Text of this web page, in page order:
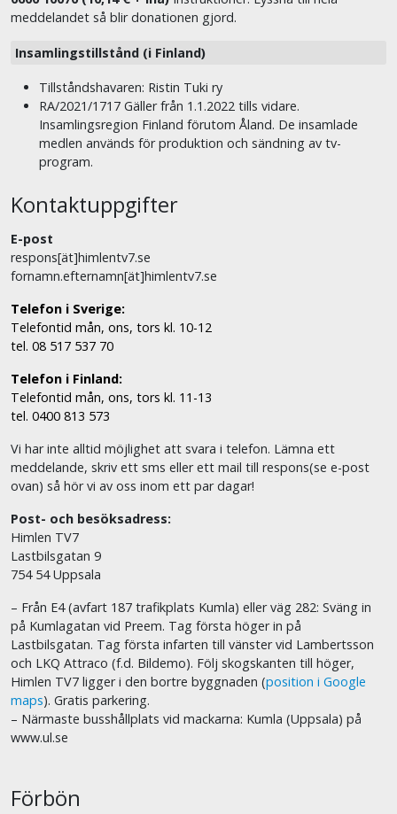
meddelandet så blir donationen gjord.
Insamlingstillstånd (i Finland)
Tillståndshavaren: Ristin Tuki ry
RA/2021/1717 Gäller från 1.1.2022 tills vidare.
Insamlingsregion Finland förutom Åland. De insamlade
medlen används för produktion och sändning av tv-
program.
Kontaktuppgifter
E-post
respons[ät]himlentv7.se
fornamn.efternamn[ät]himlentv7.se
Telefon i Sverige:
Telefontid mån, ons, tors kl. 10-12
tel. 08 517 537 70
Telefon i Finland:
Telefontid mån, ons, tors kl. 11-13
tel. 0400 813 573
Vi har inte alltid möjlighet att svara i telefon. Lämna ett
meddelande, skriv ett sms eller ett mail till respons(se e-post
ovan) så hör vi av oss inom ett par dagar!
Post- och besöksadress:
Himlen TV7
Lastbilsgatan 9
754 54 Uppsala
– Från E4 (avfart 187 trafikplats Kumla) eller väg 282: Sväng in
på Kumlagatan vid Preem. Tag första höger in på
Lastbilsgatan. Tag första infarten till vänster vid Lambertsson
och LKQ Attraco (f.d. Bildemo). Följ skogskanten till höger,
Himlen TV7 ligger i den bortre byggnaden (position i Google
maps). Gratis parkering.
– Närmaste busshållplats vid mackarna: Kumla (Uppsala) på
www.ul.se
Förbön